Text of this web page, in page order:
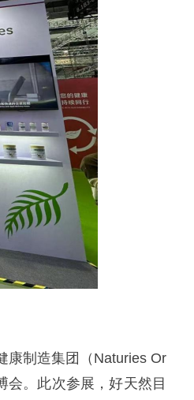
康制造集团（Naturies Or
会。此次参展，好天然目